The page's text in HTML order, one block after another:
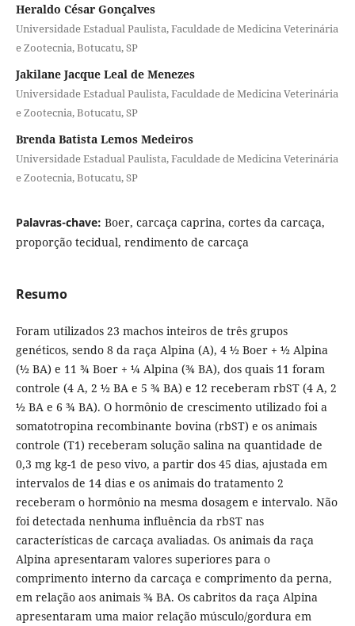
Heraldo César Gonçalves
Universidade Estadual Paulista, Faculdade de Medicina Veterinária
e Zootecnia, Botucatu, SP
Jakilane Jacque Leal de Menezes
Universidade Estadual Paulista, Faculdade de Medicina Veterinária
e Zootecnia, Botucatu, SP
Brenda Batista Lemos Medeiros
Universidade Estadual Paulista, Faculdade de Medicina Veterinária
e Zootecnia, Botucatu, SP
Palavras-chave: Boer, carcaça caprina, cortes da carcaça,
proporção tecidual, rendimento de carcaça
Resumo
Foram utilizados 23 machos inteiros de três grupos
genéticos, sendo 8 da raça Alpina (A), 4 ½ Boer + ½ Alpina
(½ BA) e 11 ¾ Boer + ¼ Alpina (¾ BA), dos quais 11 foram
controle (4 A, 2 ½ BA e 5 ¾ BA) e 12 receberam rbST (4 A, 2
½ BA e 6 ¾ BA). O hormônio de crescimento utilizado foi a
somatotropina recombinante bovina (rbST) e os animais
controle (T1) receberam solução salina na quantidade de
0,3 mg kg-1 de peso vivo, a partir dos 45 dias, ajustada em
intervalos de 14 dias e os animais do tratamento 2
receberam o hormônio na mesma dosagem e intervalo. Não
foi detectada nenhuma influência da rbST nas
características de carcaça avaliadas. Os animais da raça
Alpina apresentaram valores superiores para o
comprimento interno da carcaça e comprimento da perna,
em relação aos animais ¾ BA. Os cabritos da raça Alpina
apresentaram uma maior relação músculo/gordura em